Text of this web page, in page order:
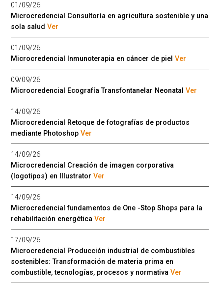
01/09/26
Microcredencial Consultoría en agricultura sostenible y una
sola saludVer
01/09/26
Microcredencial Inmunoterapia en cáncer de pielVer
09/09/26
Microcredencial Ecografía Transfontanelar NeonatalVer
14/09/26
Microcredencial Retoque de fotografías de productos
mediante PhotoshopVer
14/09/26
Microcredencial Creación de imagen corporativa
(logotipos) en IllustratorVer
14/09/26
Microcredencial fundamentos de One -Stop Shops para la
rehabilitación energéticaVer
17/09/26
Microcredencial Producción industrial de combustibles
sostenibles: Transformación de materia prima en
combustible, tecnologías, procesos y normativaVer